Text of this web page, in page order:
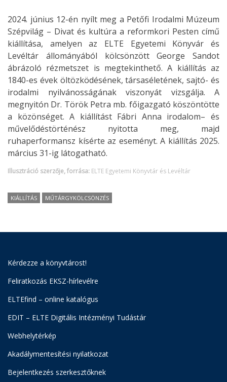
2024. június 12-én nyílt meg a Petőfi Irodalmi Múzeum
Szépvilág – Divat és kultúra a reformkori Pesten című
kiállítása, amelyen az ELTE Egyetemi Könyvár és
Levéltár állományából kölcsönzött George Sandot
ábrázoló rézmetszet is megtekinthető. A kiállítás az
1840-es évek öltözködésének, társaséletének, sajtó- és
irodalmi nyilvánosságának viszonyát vizsgálja. A
megnyitón Dr. Török Petra mb. főigazgató köszöntötte
a közönséget. A kiállítást Fábri Anna irodalom– és
művelődéstörténész nyitotta meg, majd
ruhaperformansz kísérte az eseményt. A kiállítás 2025.
március 31-ig látogatható.
Illusztráció szerzője, forrása: ELTE Egyetemi Könyvtár és Levéltár
KIÁLLÍTÁS MŰTÁRGYKÖLCSÖNZÉS
Kérdezze a könyvtárost!
Feliratkozás EKSZ-hírlevélre
ELTEfind – online katalógus
EDIT – ELTE Digitális Intézményi Tudástár
Webhelytérkép
Akadálymentesítési nyilatkozat
Bejelentkezés szerkesztőknek